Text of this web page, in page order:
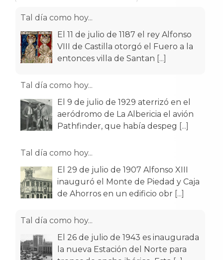
El 11 de julio de 1187 el rey Alfonso
VIII de Castilla otorgó el Fuero a la
entonces villa de Santan[...]
El 9 de julio de 1929 aterrizó en el
aeródromo de La Albericia el avión
Pathfinder, que había despeg[...]
El 29 de julio de 1907 Alfonso XIII
inauguró el Monte de Piedad y Caja
de Ahorros en un edificio obr [...]
El 26 de julio de 1943 es inaugurada
la nueva Estación del Norte para
trenes de ancho ibérico. Esta[...]